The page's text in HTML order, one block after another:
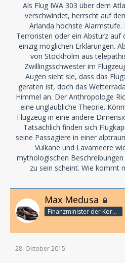
Als Flug IWA 303 über dem
verschwindet, herrscht auf
Arlanda höchste Alarmstufe.
Terroristen oder ein Absturz auf
einzig möglichen Erklärungen.
von Stockholm aus
Zwillingsschwester im
Augen sieht sie, dass das
geraten ist, doch das
Himmel an. Der Anthropologe
eine unglaubliche Theorie.
Flugzeug in eine andere
Tatsächlich finden sich
seine Passagiere in einer
Vulkane und Lavameere
mythologischen
zu sein scheint. Wie kommt
Max Medusa
Finanzminister der Korporation
28. Oktober 2015